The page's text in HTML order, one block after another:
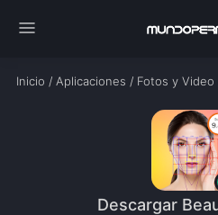
menu
Inicio / Aplicaciones / Fotos y Video
Descargar